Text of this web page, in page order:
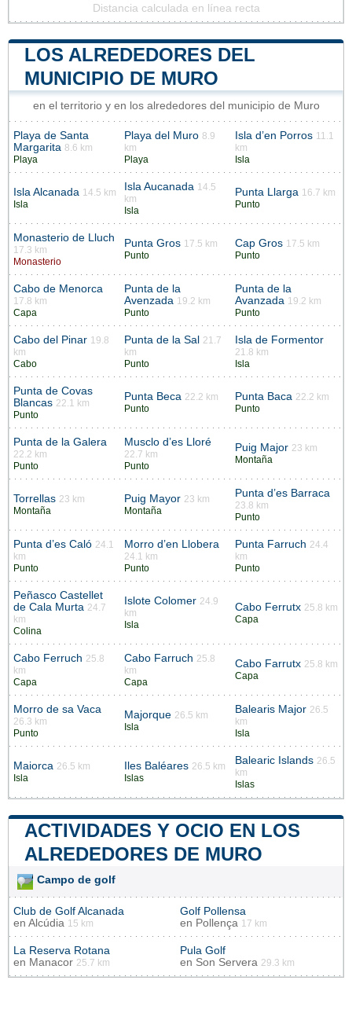
Distancia calculada en línea recta
LOS ALREDEDORES DEL
MUNICIPIO DE MURO
en el territorio y en los alrededores del municipio de Muro
Playa de Santa
Margarita 8.6 km
Playa
Playa del Muro 8.9
km
Playa
Isla d’en Porros 11.1
km
Isla
Isla Alcanada 14.5 km
Isla
Isla Aucanada 14.5
km
Isla
Punta Llarga 16.7 km
Punto
Monasterio de Lluch
17.3 km
Monasterio
Punta Gros 17.5 km
Punto
Cap Gros 17.5 km
Punto
Cabo de Menorca
17.8 km
Capa
Punta de la
Avenzada 19.2 km
Punto
Punta de la
Avanzada 19.2 km
Punto
Cabo del Pinar 19.8
km
Cabo
Punta de la Sal
21.7
km
Punto
Isla de Formentor
21.8 km
Isla
Punta de Covas
Blancas 22.1 km
Punto
Punta Beca 22.2 km
Punto
Punta Baca 22.2 km
Punto
Punta de la Galera
22.2 km
Punto
Musclo d’es Lloré
22.7 km
Punto
Puig Major 23 km
Montaña
Torrellas 23 km
Montaña
Puig Mayor 23 km
Montaña
Punta d’es Barraca
23.8 km
Punto
Punta d’es Caló 24.1
km
Punto
Morro d’en Llobera
24.1 km
Punto
Punta Farruch 24.4
km
Punto
Peñasco Castellet
de Cala Murta 24.7
km
Colina
Islote Colomer 24.9
km
Isla
Cabo Ferrutx 25.8 km
Capa
Cabo Ferruch 25.8
km
Capa
Cabo Farruch 25.8
km
Capa
Cabo Farrutx 25.8 km
Capa
Morro de sa Vaca
26.3 km
Punto
Majorque 26.5 km
Isla
Balearis Major 26.5
km
Isla
Maiorca 26.5 km
Isla
Iles Baléares 26.5 km
Islas
Balearic Islands 26.5
km
Islas
ACTIVIDADES Y OCIO EN LOS
ALREDEDORES DE MURO
Campo de golf
Club de Golf Alcanada
en Alcúdia 15 km
Golf Pollensa
en Pollença 17 km
La Reserva Rotana
en Manacor 25.7 km
Pula Golf
en Son Servera 29.3 km